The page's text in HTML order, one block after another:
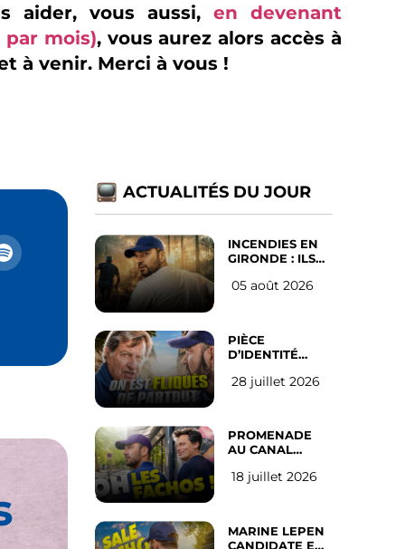
aider, vous aussi,en devenant
mois), vous aurez alors accès à
à venir. Merci à vous !
ACTUALITÉS DU JOUR
INCENDIES EN
GIRONDE : ILS
D’ABANDONNER
05 août 2026
PIÈCE
D’IDENTITÉ
SUR LES
28 juillet 2026
PROMENADE
AU CANAL
(les gauchistes
18 juillet 2026
MARINE LEPEN
CANDIDATE EN